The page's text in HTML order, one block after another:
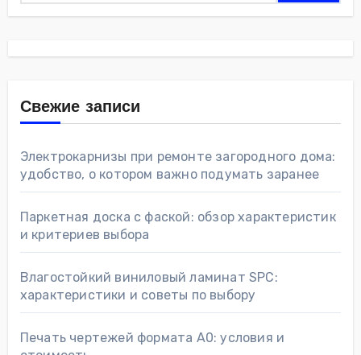
Свежие записи
Электрокарнизы при ремонте загородного дома:
удобство, о котором важно подумать заранее
Паркетная доска с фаской: обзор характеристик
и критериев выбора
Влагостойкий виниловый ламинат SPC:
характеристики и советы по выбору
Печать чертежей формата А0: условия и